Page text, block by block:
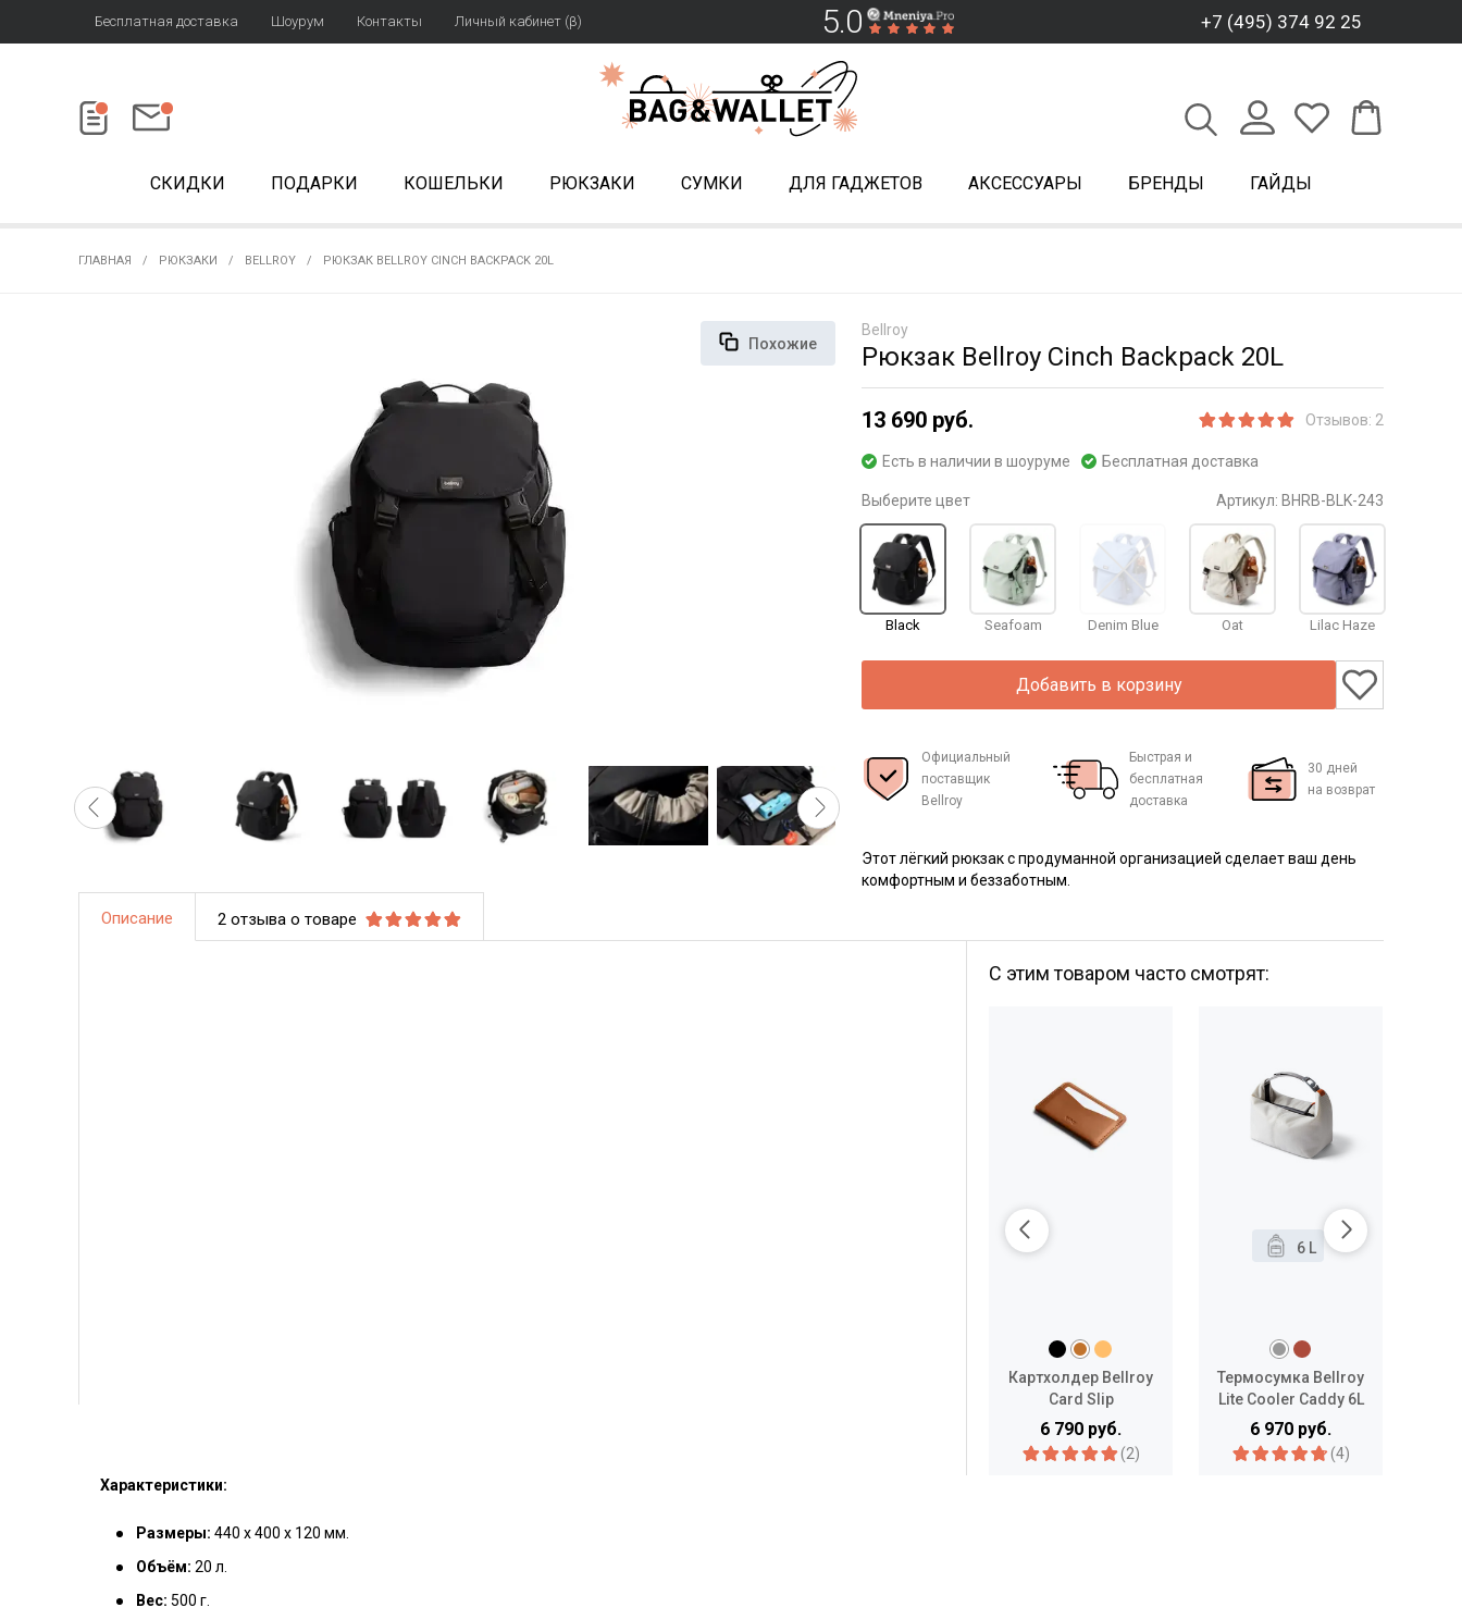
Бесплатная доставка Шоурум Контакты Личный кабинет (β) 5.0 +7 (495) 374 92 25
СКИДКИ ПОДАРКИ КОШЕЛЬКИ РЮКЗАКИ СУМКИ ДЛЯ ГАДЖЕТОВ АКСЕССУАРЫ БРЕНДЫ ГАЙДЫ
ГЛАВНАЯ РЮКЗАКИ BELLROY РЮКЗАК BELLROY CINCH BACKPACK 20L
Похожие
Bellroy
Рюкзак Bellroy Cinch Backpack 20L
13 690 руб. Отзывов: 2
Есть в наличии в шоуруме Бесплатная доставка
Выберите цвет Артикул: BHRB-BLK-243
Black Seafoam Denim Blue Oat Lilac Haze
Добавить в корзину
Официальный
поставщик
Bellroy
Быстрая и
бесплатная
доставка
30 дней
на возврат
Этот лёгкий рюкзак с продуманной организацией сделает ваш день
комфортным и беззаботным.
Описание 2 отзыва о товаре
Характеристики:
Размеры: 440 х 400 х 120 мм.
Объём: 20 л.
Вес: 500 г.
С этим товаром часто смотрят:
Картхолдер Bellroy
Card Slip
6 790 руб.
(2)
6 L
Термосумка Bellroy
Lite Cooler Caddy 6L
6 970 руб.
(4)